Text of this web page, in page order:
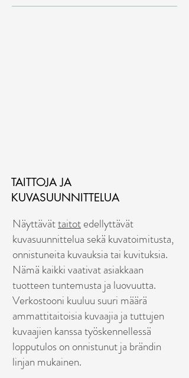
TAITTOJA JA
KUVASUUNNITTELUA
Näyttävättaitotedellyttävät
kuvasuunnittelua sekä kuvatoimitusta,
onnistuneita kuvauksia tai kuvituksia.
Nämä kaikki vaativat asiakkaan
tuotteen tuntemusta ja luovuutta.
Verkostooni kuuluu suuri määrä
ammattitaitoisia kuvaajia ja tuttujen
kuvaajien kanssa työskennellessä
lopputulos on onnistunut ja brändin
linjan mukainen.